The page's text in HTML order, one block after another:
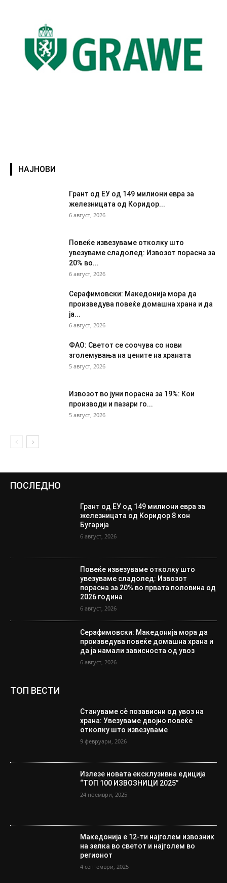
НАЈНОВИ
Грант од ЕУ од 149 милиони евра за
железницата од Коридор...
6 август, 2026
Повеќе извезуваме отколку што
увезуваме сладолед: Извозот порасна за
20% во...
6 август, 2026
Серафимовски: Македонија мора да
произведува повеќе домашна храна и да
ја...
6 август, 2026
ФАО: Светот се соочува со нови
зголемувања на цените на храната
5 август, 2026
Извозот во јуни порасна за 19%: Кои
производи и пазари го...
5 август, 2026
ПОСЛЕДНО
Грант од ЕУ од 149 милиони евра за
железницата од Коридор 8 кон
Бугарија
6 август, 2026
Повеќе извезуваме отколку што
увезуваме сладолед: Извозот
порасна за 20% во првата половина од
2026 година
6 август, 2026
Серафимовски: Македонија мора да
произведува повеќе домашна храна и
да ја намали зависноста од увоз
6 август, 2026
ТОП ВЕСТИ
Стануваме сè позависни од увоз на
храна: Увезуваме двојно повеќе
отколку што извезуваме
9 февруари, 2026
Излезе новата ексклузивна едиција
“ТОП 100 ИЗВОЗНИЦИ 2025”
24 ноември, 2025
Македонија е 12-ти најголем извозник
на зелка во светот и најголем во
регионот
4 септември, 2025